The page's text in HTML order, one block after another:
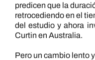
predicen que la
retrocediendo en el
del estudio y ahora
Curtin en Australia.
Pero un cambio lento